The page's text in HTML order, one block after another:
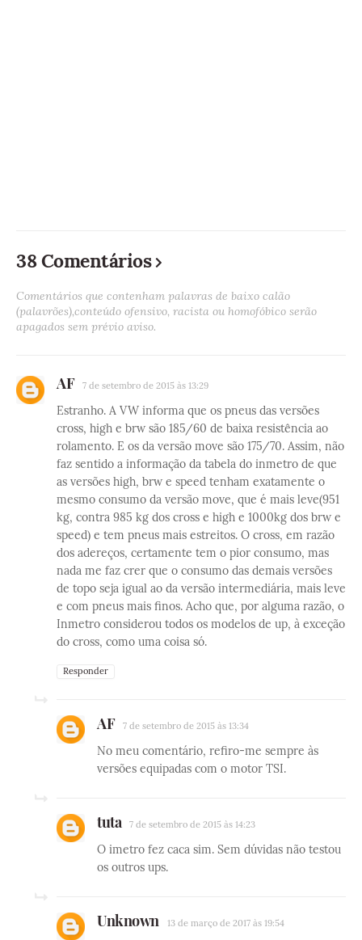
38 Comentários
Comentários que contenham palavras de baixo calão
(palavrões),conteúdo ofensivo, racista ou homofóbico serão
apagados sem prévio aviso.
AF 7 de setembro de 2015 às 13:29
Estranho. A VW informa que os pneus das versões
cross, high e brw são 185/60 de baixa resistência ao
rolamento. E os da versão move são 175/70. Assim, não
faz sentido a informação da tabela do inmetro de que
as versões high, brw e speed tenham exatamente o
mesmo consumo da versão move, que é mais leve(951
kg, contra 985 kg dos cross e high e 1000kg dos brw e
speed) e tem pneus mais estreitos. O cross, em razão
dos adereços, certamente tem o pior consumo, mas
nada me faz crer que o consumo das demais versões
de topo seja igual ao da versão intermediária, mais leve
e com pneus mais finos. Acho que, por alguma razão, o
Inmetro considerou todos os modelos de up, à exceção
do cross, como uma coisa só.
Responder
AF 7 de setembro de 2015 às 13:34
No meu comentário, refiro-me sempre às
versões equipadas com o motor TSI.
tuta 7 de setembro de 2015 às 14:23
O imetro fez caca sim. Sem dúvidas não testou
os outros ups.
Unknown 13 de março de 2017 às 19:54